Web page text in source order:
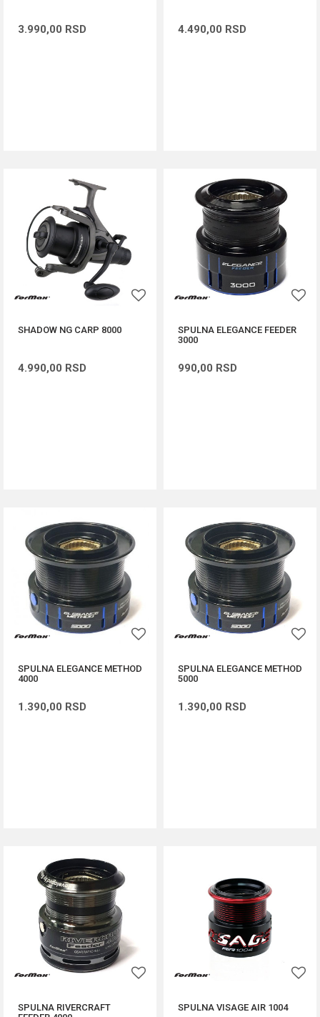
3.990,00 RSD 4.490,00 RSD
SHADOW NG CARP 8000
4.990,00 RSD
SPULNA ELEGANCE FEEDER
3000
990,00 RSD
SPULNA ELEGANCE METHOD
4000
1.390,00 RSD
SPULNA ELEGANCE METHOD
5000
1.390,00 RSD
SPULNA RIVERCRAFT
SPULNA VISAGE AIR 1004